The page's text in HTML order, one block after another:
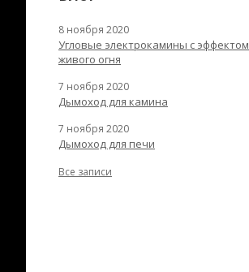
8 ноября 2020
Угловые электрокамины с эффектом
живого огня
7 ноября 2020
Дымоход для камина
7 ноября 2020
Дымоход для печи
Все записи